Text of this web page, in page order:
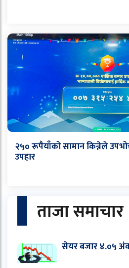
२५० रूपैयाँको सामान किन्नेले
उपहार
ताजा समाचार
सेयर बजार ४.०५